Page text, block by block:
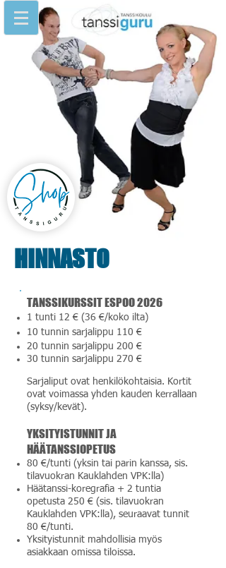
HINNASTO
TANSSIKURSSIT ESPOO2026
1 tunti 12 € (36 €/koko ilta)
10 tunnin sarjalippu 110 €
20 tunnin sarjalippu 200 €
30 tunnin sarjalippu 270 €
Sarjaliput ovat henkilökohtaisia. Kortit
ovat voimassa yhden kauden kerrallaan
(syksy/kevät).
YKSITYISTUNNIT JA
HÄÄTANSSIOPETUS
80 €/tunti (yksin tai parin kanssa, sis.
tilavuokran Kauklahden VPK:lla)
Häätanssi-koregrafia + 2 tuntia
opetusta 250 € (sis. tilavuokran
Kauklahden VPK:lla), seuraavat tunnit
80 €/tunti.
Yksityistunnit mahdollisia myös
asiakkaan omissa tiloissa.